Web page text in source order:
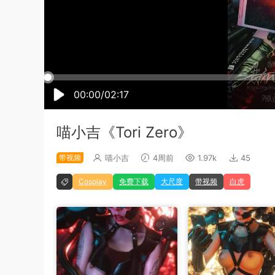
00:00/02:17
喵小吉《Tori Zero》
带视频 喵小吉 4周前 1.97k 45
Cosplay 免费下载 大尺度 带视频 白虎